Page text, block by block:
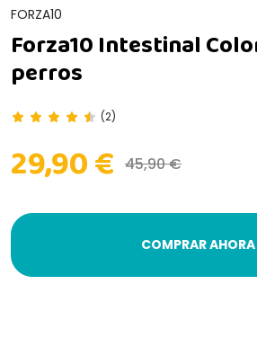
FORZA10
Forza10 Intestinal
perros
(2)
29,90 € 45,90 €
COMPRAR AHORA